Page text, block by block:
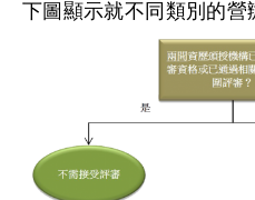
下圖顯示就不同類別的營